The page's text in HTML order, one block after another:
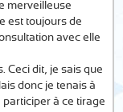
merveilleuse
est toujours de
avec elle
Ceci dit, je sais que
donc je tenais à
à ce tirage